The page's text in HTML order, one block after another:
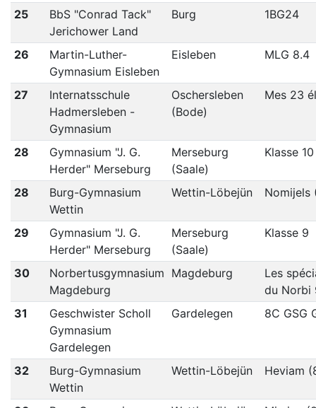
25
BbS "Conrad Tack"
Jerichower Land
Burg 1BG24
26
Martin-Luther-
Gymnasium Eisleben
Eisleben MLG 8.4
27
Internatsschule
Hadmersleben -
Gymnasium
Oschersleben
(Bode)
Mes 23
28
Gymnasium "J. G.
Herder" Merseburg
Merseburg
(Saale)
Klasse 10
28
Burg-Gymnasium
Wettin
Wettin-Löbejün Nomijels
29
Gymnasium "J. G.
Herder" Merseburg
Merseburg
(Saale)
Klasse 9
30
Norbertusgymnasium
Magdeburg
Magdeburg
Les
du Norbi
31
Geschwister Scholl
Gymnasium
Gardelegen
Gardelegen 8C GSG
32
Burg-Gymnasium
Wettin
Wettin-Löbejün Heviam